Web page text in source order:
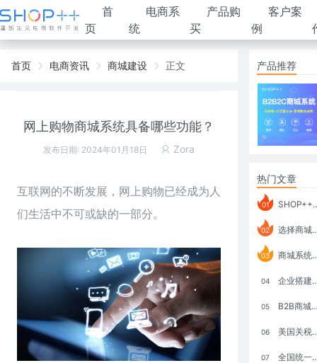
首
页
电商系
统
产品购
买
客户案
例
首页 电商资讯 商城建设 正文
网上购物商城系统具备哪些功能？
发布日期: 2024年01月18日 Zora
互联网的不断发展， 网上购物已经成为人
们生活中不可或缺的一部分。
产品推荐
热门文章
01 SHOP++ B2B2C V9.1 全新发布 新亮点
02 选择商城系统要考虑哪些问题？
03 商城系统如何打通跨境电商模式？
04 企业搭建积分商城系统要注意什么？
05 B2B商城系统搭建：开发语言、功能、优势分析
06 美国关税政策冲击全球电商格局：五大类平台受重创，转型与自救成关键
07 全国统一大市场：电商如何掘金新蓝海？